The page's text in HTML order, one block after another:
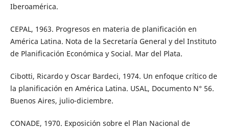
Iberoamérica.
CEPAL, 1963. Progresos en materia de planificación en
América Latina. Nota de la Secretaría General y del Instituto
de Planificación Económica y Social. Mar del Plata.
Cibotti, Ricardo y Oscar Bardeci, 1974. Un enfoque crítico de
la planificación en América Latina. USAL, Documento N° 56.
Buenos Aires, julio-diciembre.
CONADE, 1970. Exposición sobre el Plan Nacional de